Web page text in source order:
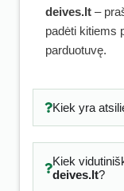
deives.lt –
padėti kitiems
parduotuvę.
Kiek yra
Kiek
deives.lt?